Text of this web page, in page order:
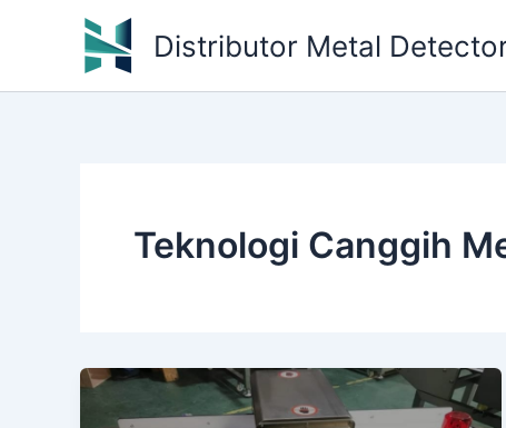
Distributor Metal
Teknologi Canggih